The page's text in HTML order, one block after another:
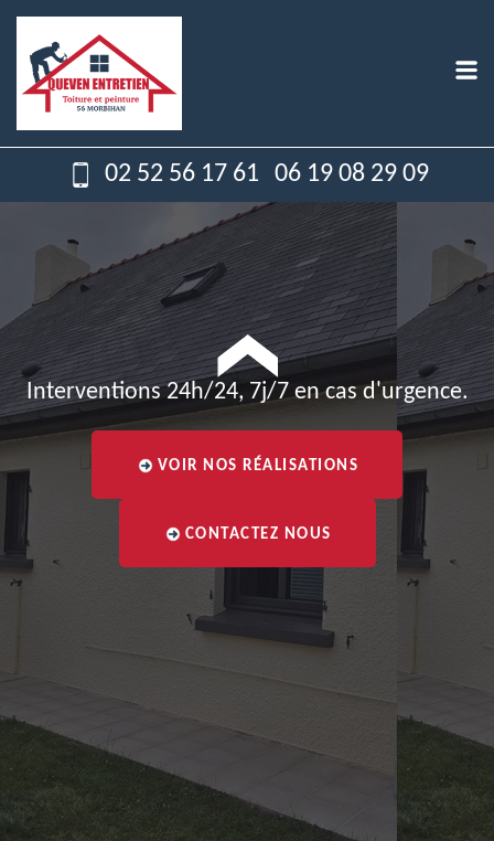
02 52 56 17 61 06 19 08 29 09
Interventions 24h/24, 7j/7 en cas d'urgence.
VOIR NOS RÉALISATIONS
CONTACTEZ NOUS